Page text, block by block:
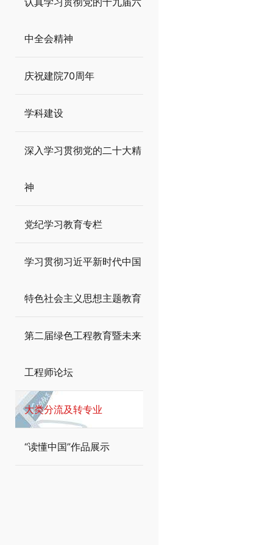
中全会精神
庆祝建院70周年
学科建设
深入学习贯彻党的二十大精
神
党纪学习教育专栏
学习贯彻习近平新时代中国
特色社会主义思想主题教育
第二届绿色工程教育暨未来
工程师论坛
大类分流及转专业
“读懂中国”作品展示